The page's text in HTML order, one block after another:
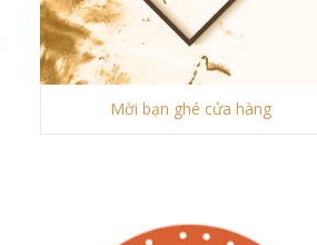
Mời bạn ghé cửa hàng